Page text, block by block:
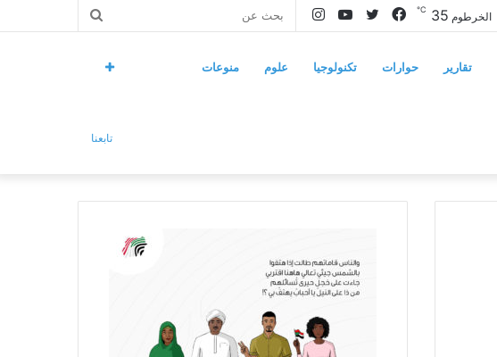
بحث
انستقراميوتيوبتويتر
فيسبوك الخرطوم 35
℃
تقارير حوارات تكنولوجيا علوم منوعات
تابعنا